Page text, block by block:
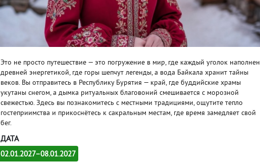
Это не просто путешествие — это погружение в мир, где каждый уголок наполнен
древней энергетикой, где горы шепчут легенды, а вода Байкала хранит тайны
веков. Вы отправитесь в Республику Бурятия — край, где буддийские храмы
укутаны снегом, а дымка ритуальных благовоний смешивается с морозной
свежестью. Здесь вы познакомитесь с местными традициями, ощутите тепло
гостеприимства и прикоснётесь к сакральным местам, где время замедляет свой
бег.
ДАТА
02.01.2027–08.01.2027